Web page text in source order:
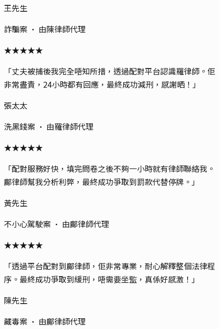
王先生
詐騙案 · 由陳律師代理
★★★★★
「丈夫被捕後我完全唔知所措，透過配對平台認識羅律師。佢
非常盡責，24小時都有回應，最終成功減刑，感謝晒！ 」
張太太
洗黑錢案 · 由羅律師代理
★★★★★
「配對服務好快，填完問卷之後不夠一小時就有律師聯絡我。
鄺律師幫我分析利弊，最終成功爭取到罰款代替停牌。 」
黃先生
不小心駕駛案 · 由鄺律師代理
★★★★★
「透過平台配對到鄺律師，佢非常專業，耐心解釋整個法律程
序。最終成功爭取到緩刑，唔需要坐監，真係好感激！ 」
陳先生
藏毒案 · 由鄺律師代理